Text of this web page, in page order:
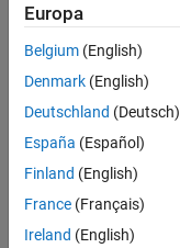
Sie
nach
einem
Standort,
um
alle
in
Ihrer
Europa
Belgium (English)
Denmark (English)
Deutschland (Deutsch)
España (Español)
Finland (English)
France (Français)
Ireland (English)